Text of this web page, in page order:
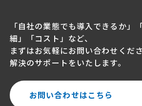
「自社の業態でも導入できるか」
細」「コスト」など、
まずはお気軽にお問い合わせくだ
解決のサポートをいたします。
お問い合わせはこちら